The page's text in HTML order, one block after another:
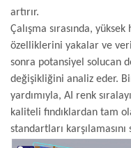
artırır.
Çalışma sırasında, yüksek
özelliklerini yakalar ve
sonra potansiyel solucan
değişikliğini analiz eder.
yardımıyla, AI renk
kaliteli fındıklardan tam
standartları karşılamasını